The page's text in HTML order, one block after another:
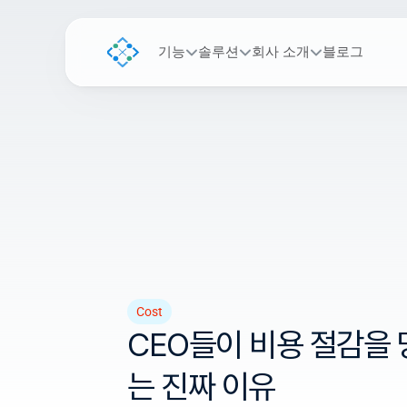
기능 솔루션 회사 소개 블로그
Cost
CEO들이 비용 절감을
는 진짜 이유